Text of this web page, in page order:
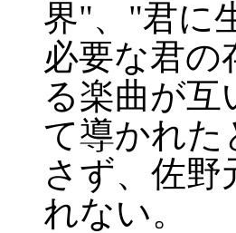
界"、"君に
必要な君の
る楽曲が
て導かれた
さず、佐
れない。